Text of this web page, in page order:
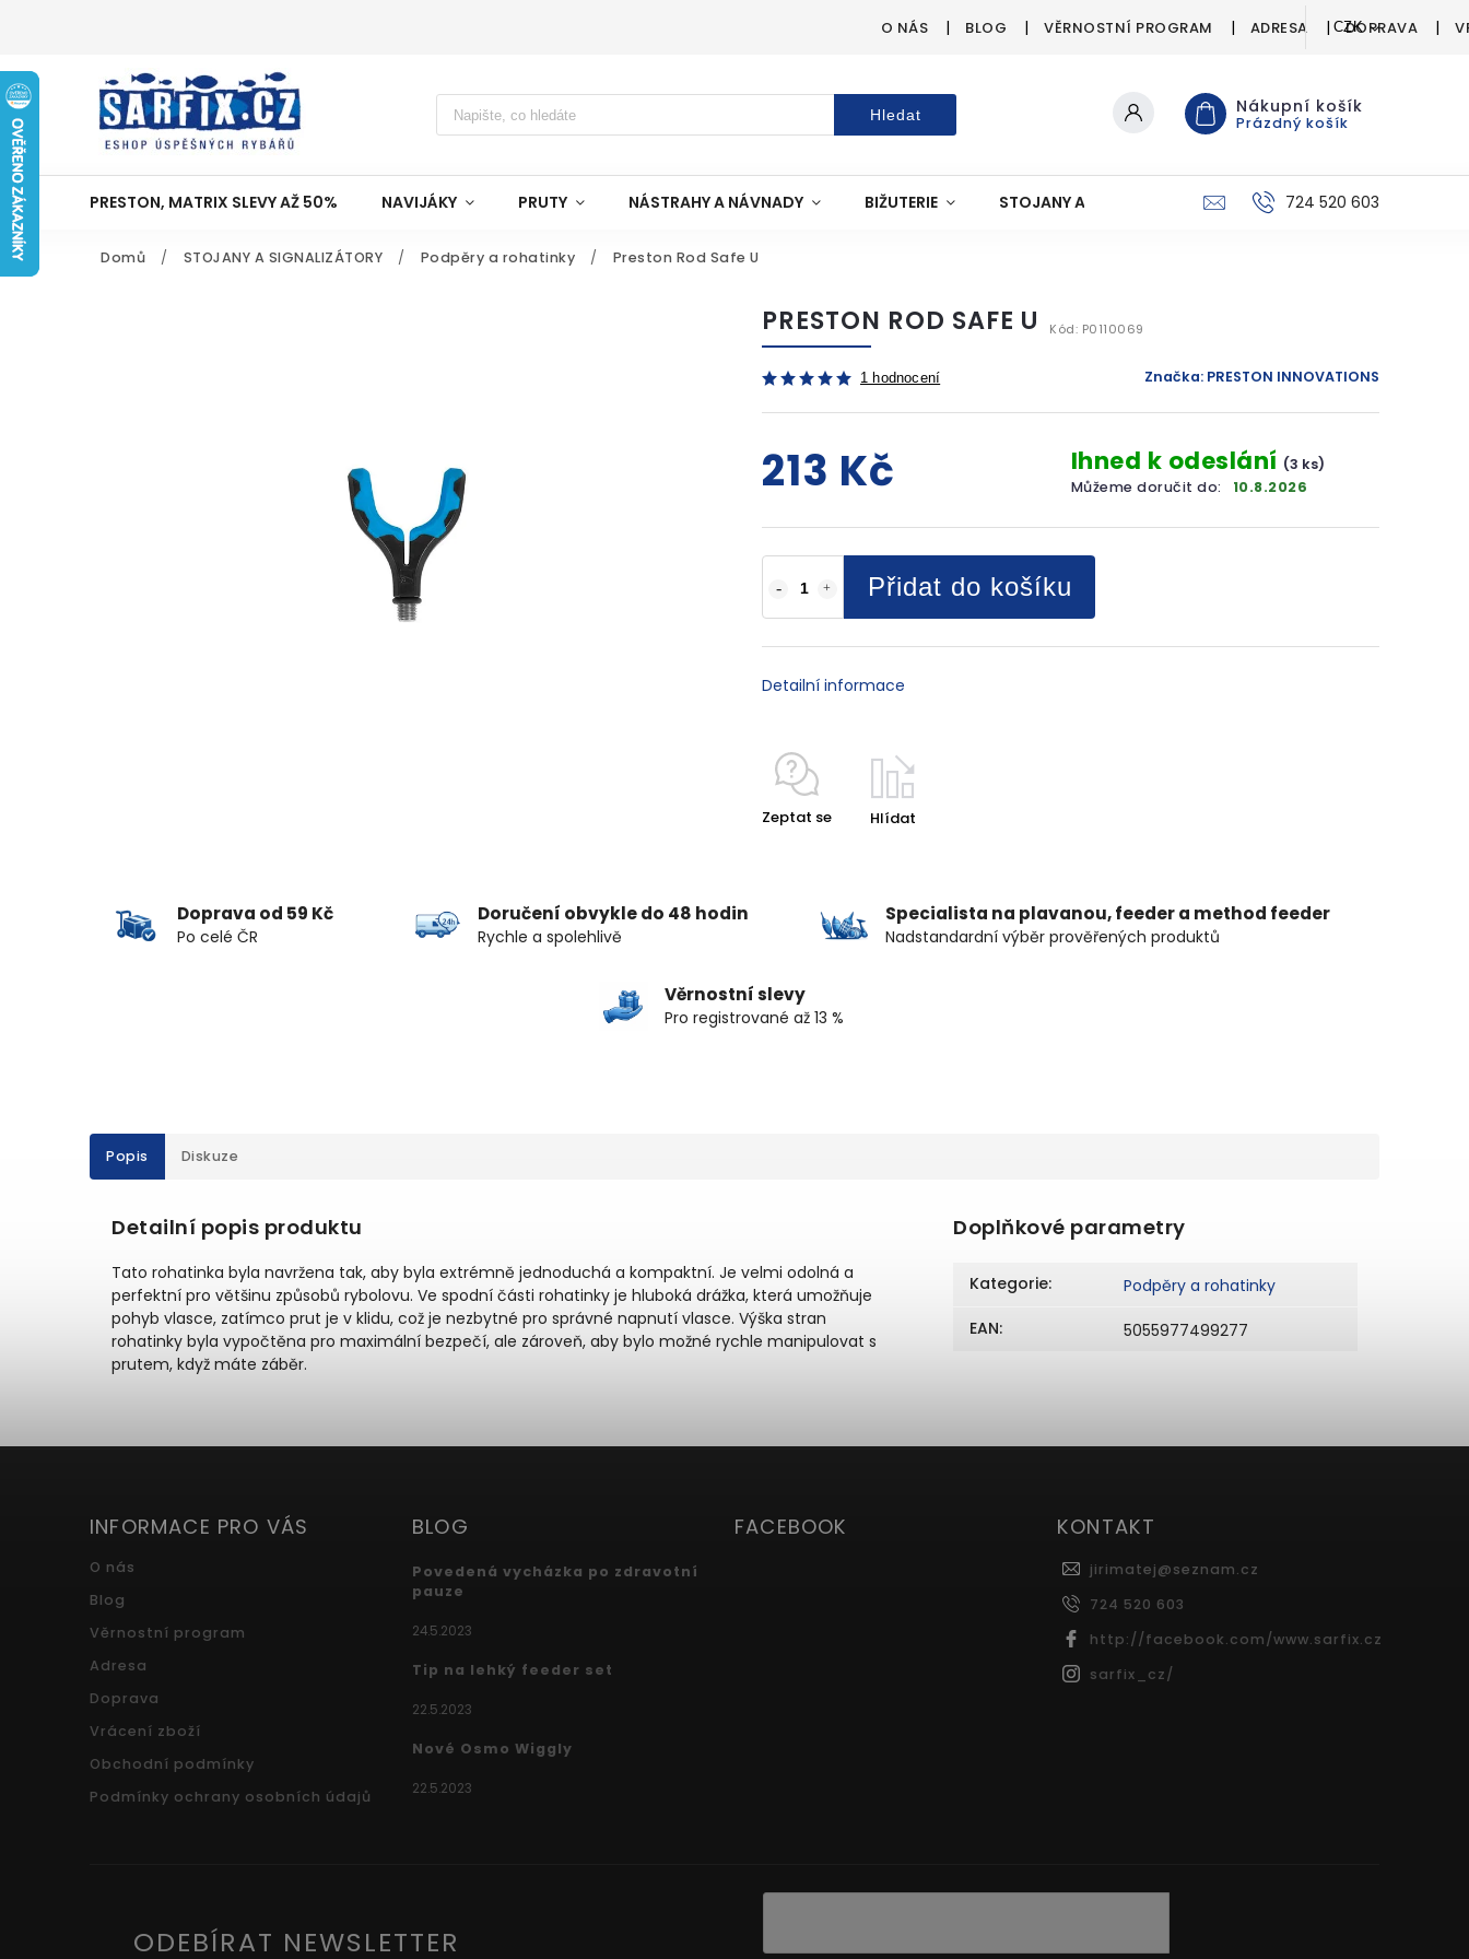
O NÁS BLOG VĚRNOSTNÍ PROGRAM ADRESA DOPRAVA
CZK
Hledat Nákupní košík
Prázdný košík
PRESTON, MATRIX SLEVY AŽ 50% NAVIJÁKY PRUTY NÁSTRAHY A NÁVNADY BIŽUTERIE STOJANY A SIGNALIZÁTORY PÉČE O ÚLOVEK
724 520 603
Domů / STOJANY A SIGNALIZÁTORY / Podpěry a rohatinky / Preston Rod Safe U
PRESTON ROD SAFE U Kód: P0110069
1 hodnocení Značka: PRESTON INNOVATIONS
213 Kč Ihned k odeslání (3 ks)
Můžeme doručit do:
10.8.2026
Přidat do košíku
Detailní informace
Zeptat se Hlídat
Doprava od 59 Kč
Po celé ČR
Doručení obvykle do 48 hodin
Rychle a spolehlivě
Specialista na plavanou, feeder a method feeder
Nadstandardní výběr prověřených produktů
Věrnostní slevy
Pro registrované až 13 %
Popis Diskuze
Detailní popis produktu
Tato rohatinka byla navržena tak, aby byla extrémně jednoduchá a kompaktní. Je velmi odolná a
perfektní pro většinu způsobů rybolovu. Ve spodní části rohatinky je hluboká drážka, která umožňuje
pohyb vlasce, zatímco prut je v klidu, což je nezbytné pro správné napnutí vlasce. Výška stran
rohatinky byla vypočtěna pro maximální bezpečí, ale zároveň, aby bylo možné rychle manipulovat s
prutem, když máte záběr.
Doplňkové parametry
Kategorie:
Podpěry a rohatinky
EAN: 5055977499277
INFORMACE PRO VÁS
O nás
Blog
Věrnostní program
Adresa
Doprava
Vrácení zboží
Obchodní podmínky
Podmínky ochrany osobních údajů
BLOG
Povedená vycházka po zdravotní
pauze
24.5.2023
Tip na lehký feeder set
22.5.2023
Nové Osmo Wiggly
22.5.2023
FACEBOOK KONTAKT
jirimatej@seznam.cz
724 520 603
http://facebook.com/www.sarfix.cz
sarfix_cz/
ODEBÍRAT NEWSLETTER